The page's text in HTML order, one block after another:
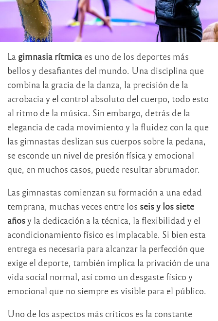
La gimnasia rítmica es uno de los deportes más
bellos y desafiantes del mundo. Una disciplina que
combina la gracia de la danza, la precisión de la
acrobacia y el control absoluto del cuerpo, todo esto
al ritmo de la música. Sin embargo, detrás de la
elegancia de cada movimiento y la fluidez con la que
las gimnastas deslizan sus cuerpos sobre la pedana,
se esconde un nivel de presión física y emocional
que, en muchos casos, puede resultar abrumador.
Las gimnastas comienzan su formación a una edad
temprana, muchas veces entre los seis y los siete
añosy la dedicación a la técnica, la flexibilidad y el
acondicionamiento físico es implacable. Si bien esta
entrega es necesaria para alcanzar la perfección que
exige el deporte, también implica la privación de una
vida social normal, así como un desgaste físico y
emocional que no siempre es visible para el público.
Uno de los aspectos más críticos es la constante